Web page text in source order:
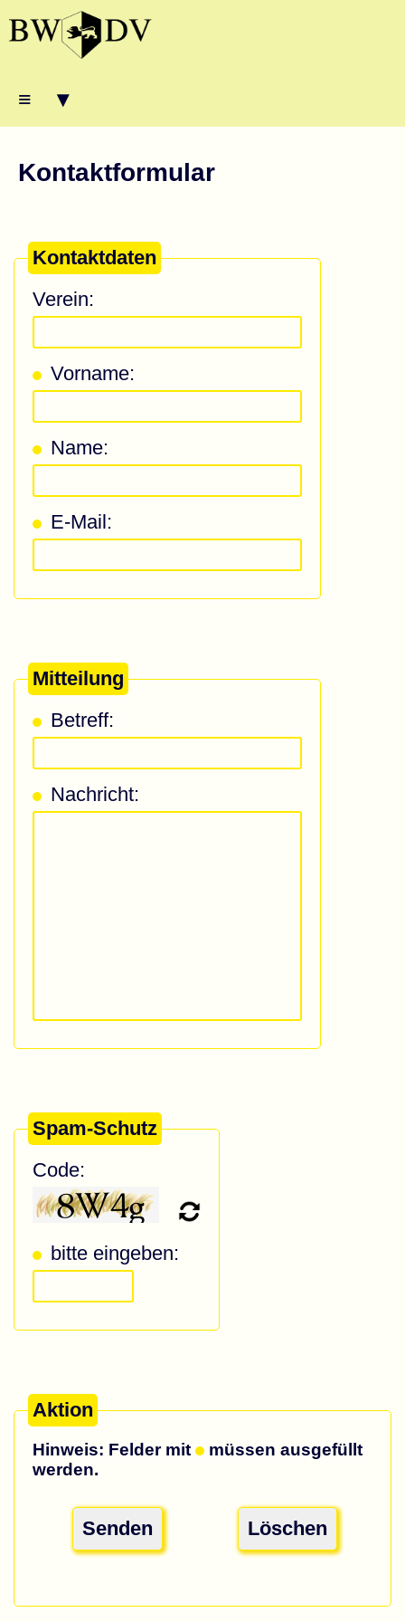
≡ ▾
Kontaktformular
Kontaktdaten
Verein:
Vorname:
Name:
E-Mail:
Mitteilung
Betreff:
Nachricht:
Spam-Schutz
Code:
bitte eingeben:
Aktion
Hinweis: Felder mit
müssen ausgefüllt
werden.
Senden Löschen